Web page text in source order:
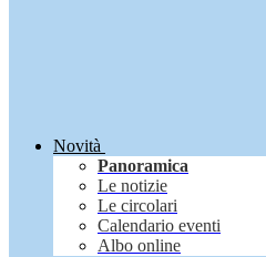
Novità
Panoramica
Le notizie
Le circolari
Calendario eventi
Albo online